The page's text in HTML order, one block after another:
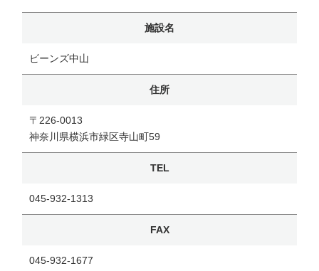
施設名
ビーンズ中山
住所
〒226-0013
神奈川県横浜市緑区寺山町59
TEL
045-932-1313
FAX
045-932-1677